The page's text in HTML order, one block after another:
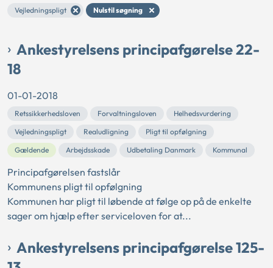
Vejledningspligt Nulstil søgning
Ankestyrelsens principafgørelse 22-
18
01-01-2018
Retssikkerhedsloven Forvaltningsloven
Helhedsvurdering
Vejledningspligt
Realudligning
Pligt til opfølgning
Gældende
Arbejdsskade Udbetaling Danmark Kommunal
Principafgørelsen fastslår
Kommunens pligt til opfølgning
Kommunen har pligt til løbende at følge op på de enkelte
sager om hjælp efter serviceloven for at...
Ankestyrelsens principafgørelse 125-